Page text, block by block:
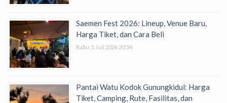
Saemen Fest 2026: Lineup, Venue Baru,
Harga Tiket, dan Cara Beli
Rabu, 1 Juli 2026 20:54
Pantai Watu Kodok Gunungkidul: Harga
Tiket, Camping, Rute, Fasilitas, dan